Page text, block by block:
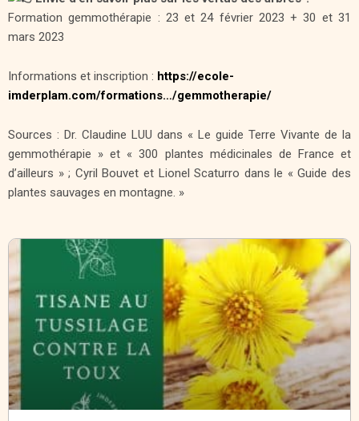
Formation gemmothérapie : 23 et 24 février 2023 + 30 et 31
mars 2023
Informations et inscription : https://ecole-
imderplam.com/formations…/gemmotherapie/
Sources : Dr. Claudine LUU dans « Le guide Terre Vivante de la
gemmothérapie » et « 300 plantes médicinales de France et
d’ailleurs » ; Cyril Bouvet et Lionel Scaturro dans le « Guide des
plantes sauvages en montagne. »